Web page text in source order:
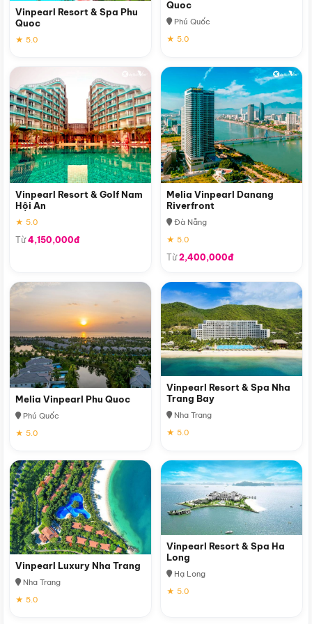
Vinpearl Resort & Spa Phu
Quoc
★ 5.0
Quoc
Phú Quốc
★ 5.0
Vinpearl Resort & Golf Nam
Hội An
★ 5.0
Từ4,150,000đ
Melia Vinpearl Danang
Riverfront
Đà Nẵng
★ 5.0
Từ2,400,000đ
Melia Vinpearl Phu Quoc
Phú Quốc
★ 5.0
Vinpearl Resort & Spa Nha
Trang Bay
Nha Trang
★ 5.0
Vinpearl Luxury Nha Trang
Nha Trang
★ 5.0
Vinpearl Resort & Spa Ha
Long
Hạ Long
★ 5.0